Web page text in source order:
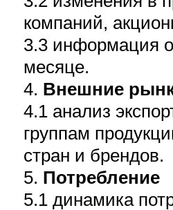
компаний,
3.3 информация
месяце.
4. Внешние
4.1 анализ
группам
стран и брендов.
5. Потребление
5.1 динамика